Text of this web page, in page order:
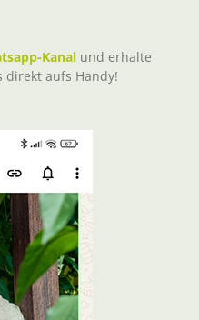
Kanal und erhalte
aufs Handy!